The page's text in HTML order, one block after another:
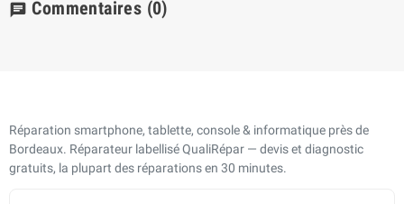
chat Commentaires (0)
Réparation smartphone, tablette, console & informatique près de
Bordeaux. Réparateur labellisé QualiRépar — devis et diagnostic
gratuits, la plupart des réparations en 30 minutes.